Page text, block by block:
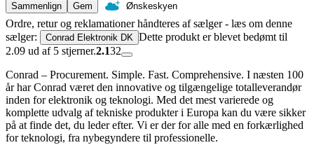
Sammenlign
Gem Ønskeskyen
Ordre, retur og reklamationer håndteres af sælger - læs om denne
sælger:
Conrad Elektronik DK Dette produkt er blevet bedømt til
2.09 ud af 5 stjerner.2.132
Conrad – Procurement. Simple. Fast. Comprehensive. I næsten 100
år har Conrad været den innovative og tilgængelige totalleverandør
inden for elektronik og teknologi. Med det mest varierede og
komplette udvalg af tekniske produkter i Europa kan du være sikker
på at finde det, du leder efter. Vi er der for alle med en forkærlighed
for teknologi, fra nybegyndere til professionelle.